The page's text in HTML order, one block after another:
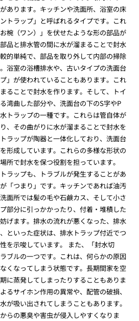
あります。キッチンや洗面所、浴室の床
トラップ」と呼ばれるタイプです。これ
椀（ワン）」を伏せたような形の部品が
品と排水管の間に水が溜まることで封水
的単純で、部品を取り外して内部の掃除
浴室の浴槽排水や、古いタイプの洗面台
」が使われていることもあります。これ
ることで封水を作ります。そして、トイ
湾曲した部分や、洗面台の下のS字やP
トラップの一種です。これらは管自体が
、その曲がりに水が溜まることで封水を
ラップが陶器と一体化しており、洗面台
形成しています。これらの多様な形状の
所で封水を保つ役割を担っています。
ラップも、トラブルが発生することがあ
「つまり」です。キッチンであれば油汚
面所では髪の毛や石鹸カス、そして小さ
部分に引っかかったり、付着・堆積した
げます。排水の流れが悪くなった、排水
といった症状は、排水トラップ付近でつ
を示唆しています。 また、「封水切
ブルの一つです。これは、何らかの原因
くなってしまう状態です。長期間家を空
に蒸発してしまったりすることもありま
るサイホン作用の異常や、配管の破損、
が吸い出されてしまうこともあります。
らの悪臭や害虫が侵入しやすくなりま